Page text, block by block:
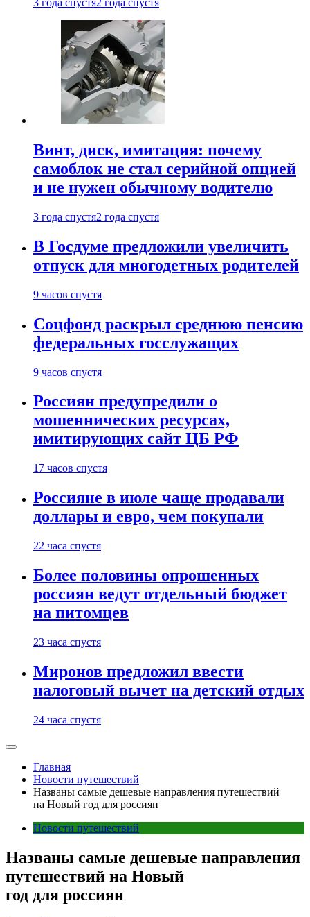
3 года спустя2 года спустя
Винт, диск, имитация: почему
самоблок не стал серийной опцией
и не нужен обычному водителю
3 года спустя2 года спустя
В Госдуме предложили увеличить
отпуск для многодетных родителей
9 часов спустя
Соцфонд раскрыл среднюю пенсию
федеральных госслужащих
9 часов спустя
Россиян предупредили о
мошеннических ресурсах,
имитирующих сайт ЦБ РФ
17 часов спустя
Россияне в июле чаще продавали
доллары и евро, чем покупали
22 часа спустя
Более половины опрошенных
россиян ведут отдельный бюджет
на питомцев
23 часа спустя
Миронов предложил ввести
налоговый вычет на детский отдых
24 часа спустя
Главная
Новости путешествий
Названы самые дешевые направления путешествий
на Новый год для россиян
Новости путешествий
Названы самые дешевые направления
путешествий на Новый
год для россиян